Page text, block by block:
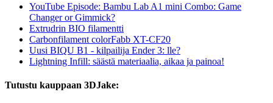
YouTube Episode: Bambu Lab A1 mini Combo: Game
Changer or Gimmick?
Extrudrin BIO filamentti
Carbonfilament colorFabb XT-CF20
Uusi BIQU B1 - kilpailija Ender 3: lle?
Lightning Infill: säästä materiaalia, aikaa ja painoa!
Tutustu kauppaan 3DJake: